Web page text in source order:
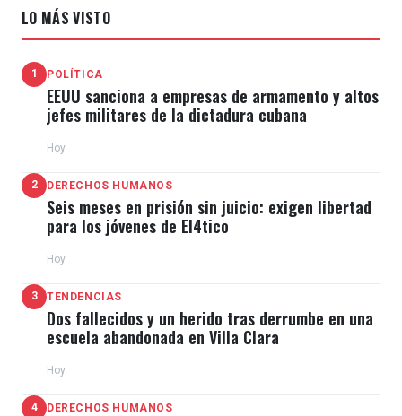
LO MÁS VISTO
1 POLÍTICA
EEUU sanciona a empresas de armamento y altos
jefes militares de la dictadura cubana
Hoy
2 DERECHOS HUMANOS
Seis meses en prisión sin juicio: exigen libertad
para los jóvenes de El4tico
Hoy
3 TENDENCIAS
Dos fallecidos y un herido tras derrumbe en una
escuela abandonada en Villa Clara
Hoy
4 DERECHOS HUMANOS